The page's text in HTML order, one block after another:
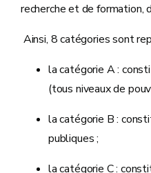
recherche et de formation,
Ainsi, 8 catégories sont
la catégorie A :
(tous niveaux de
la catégorie B :
publiques ;
la catégorie C :